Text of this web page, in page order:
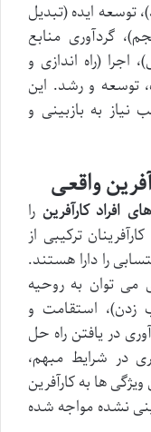
توسعه ایده (تبدیل
گردآوری منابع
(راه اندازی و
توسعه و رشد. این
به بازبینی و
افراد کارآفرین را
ترکیبی از
را دارا هستند.
توان به روحیه
زدن)، استقامت و
در یافتن راه حل
در شرایط مبهم،
ها به کارآفرین
نشده مواجه شده